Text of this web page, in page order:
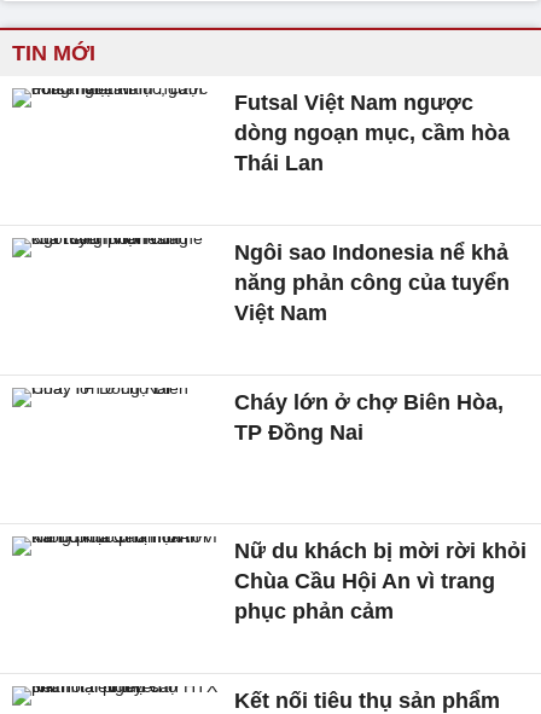
TIN MỚI
Futsal Việt Nam ngược
dòng ngoạn mục, cầm hòa
Thái Lan
Ngôi sao Indonesia nể khả
năng phản công của tuyển
Việt Nam
Cháy lớn ở chợ Biên Hòa,
TP Đồng Nai
Nữ du khách bị mời rời khỏi
Chùa Cầu Hội An vì trang
phục phản cảm
Kết nối tiêu thụ sản phẩm